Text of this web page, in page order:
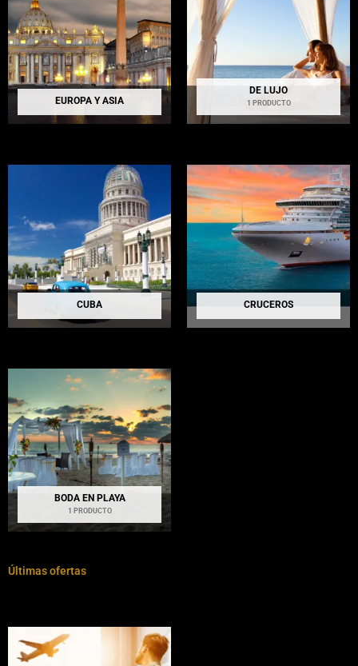
EUROPA Y ASIA
DE LUJO
1 PRODUCTO
CUBA CRUCEROS
BODA EN PLAYA
1 PRODUCTO
Últimas ofertas